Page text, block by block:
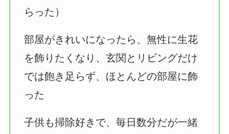
らった）
部屋がきれいになったら、無性に生花
を飾りたくなり、玄関とリビングだけ
では飽き足らず、ほとんどの部屋に飾
った
子供も掃除好きで、毎日数分だが一緒